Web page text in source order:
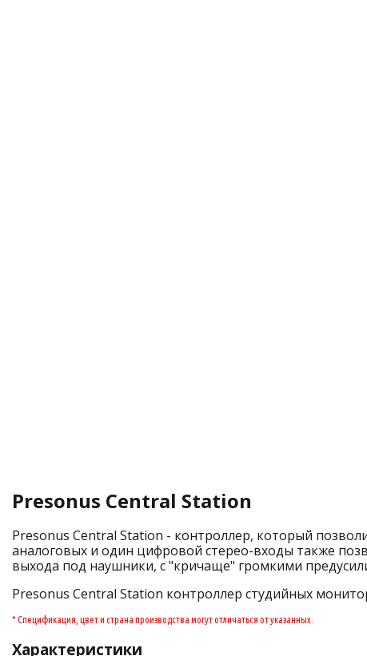
Presonus Central Station
Presonus Central Station - контроллер, который
аналоговых и один цифровой стерео-входы также
выхода под наушники, с "кричаще" громкими
Presonus Central Station контроллер студийных
* Спецификация, цвет и страна производства могут отличаться от указанных.
Характеристики